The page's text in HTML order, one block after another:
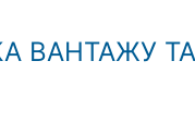
ВАНТАЖУ